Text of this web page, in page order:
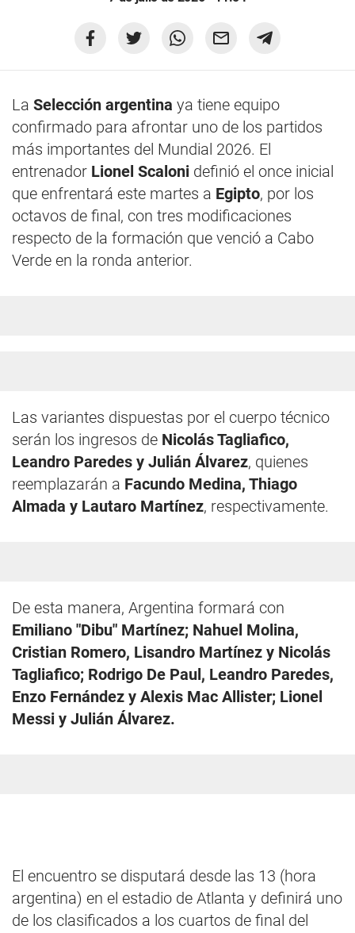
La Selección argentina ya tiene equipo
confirmado para afrontar uno de los partidos
más importantes del Mundial 2026. El
entrenador Lionel Scaloni definió el once inicial
que enfrentará este martes a Egipto, por los
octavos de final, con tres modificaciones
respecto de la formación que venció a Cabo
Verde en la ronda anterior.
Las variantes dispuestas por el cuerpo técnico
serán los ingresos de Nicolás Tagliafico,
Leandro Paredes y Julián Álvarez, quienes
reemplazarán a Facundo Medina, Thiago
Almada y Lautaro Martínez, respectivamente.
De esta manera, Argentina formará con
Emiliano "Dibu" Martínez; Nahuel Molina,
Cristian Romero, Lisandro Martínez y Nicolás
Tagliafico; Rodrigo De Paul, Leandro Paredes,
Enzo Fernández y Alexis Mac Allister; Lionel
Messi y Julián Álvarez.
El encuentro se disputará desde las 13 (hora
argentina) en el estadio de Atlanta y definirá uno
de los clasificados a los cuartos de final del